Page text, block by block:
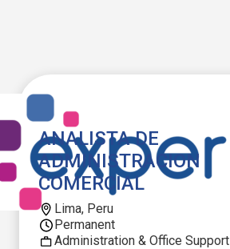
ANALISTA DE
ADMINISTRACION
COMERCIAL
Lima, Peru
Permanent
Administration & Office Support